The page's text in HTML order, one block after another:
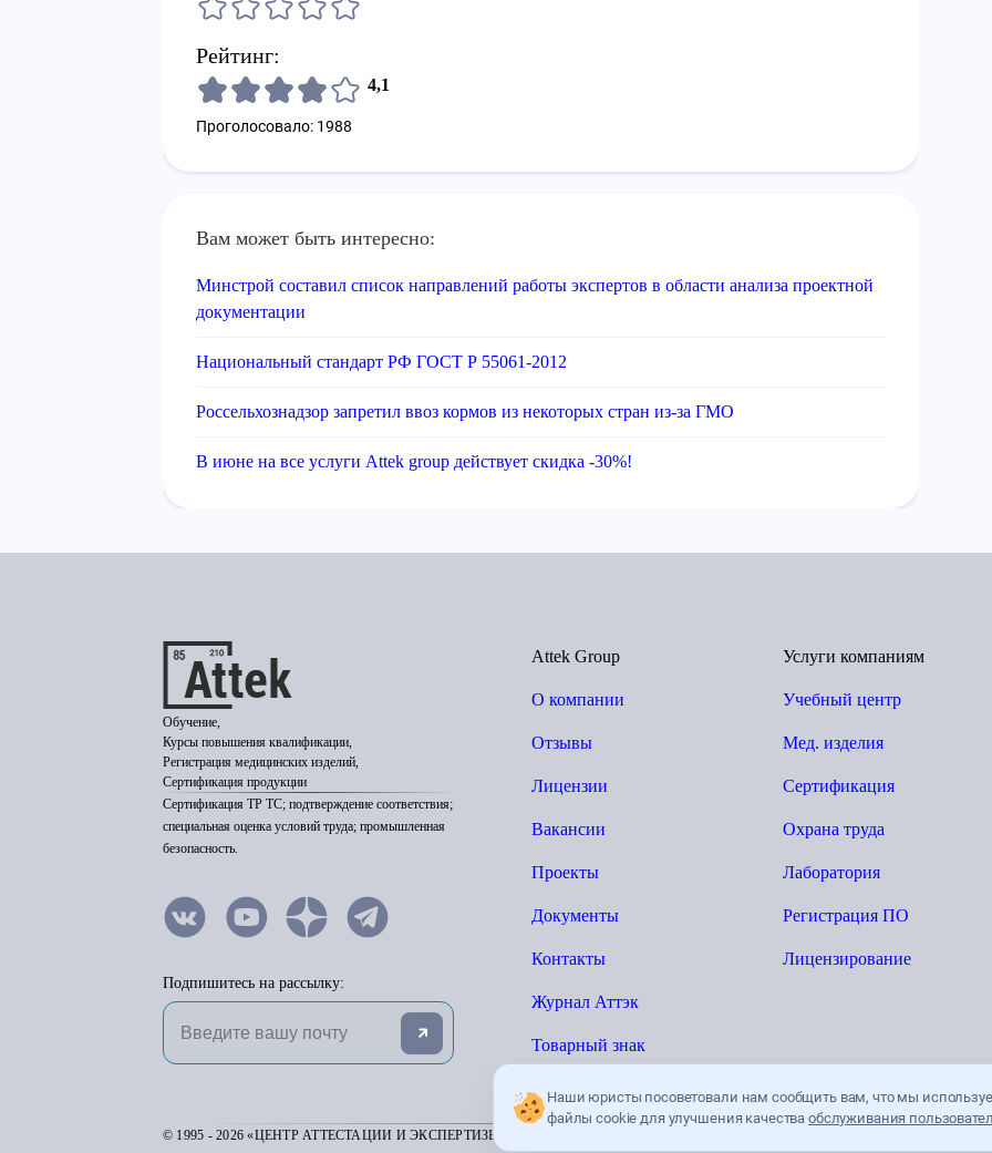
Наши юристы посоветовали нам сообщить вам, что мы
файлы cookie для улучшения качества обслуживания
Рейтинг:
4,1
Проголосовало: 1988
Вам может быть интересно:
Минстрой составил список направлений работы экспертов в области анализа проектной
документации
Национальный стандарт РФ ГОСТ Р 55061-2012
Россельхознадзор запретил ввоз кормов из некоторых стран из-за ГМО
В июне на все услуги Attek group действует скидка -30%!
Обучение,
Курсы повышения квалификации,
Регистрация медицинских изделий,
Сертификация продукции
Сертификация ТР ТС; подтверждение соответствия;
специальная оценка условий труда; промышленная
безопасность.
Подпишитесь на рассылку:
Attek Group
О компании
Отзывы
Лицензии
Вакансии
Проекты
Документы
Контакты
Журнал Аттэк
Товарный знак
Услуги компаниям
Учебный центр
Мед. изделия
Сертификация
Охрана труда
Лаборатория
Регистрация ПО
Лицензирование
© 1995 - 2026 «ЦЕНТР АТТЕСТАЦИИ И ЭКСПЕРТИЗЫ»